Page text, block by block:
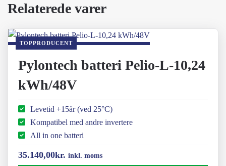
Relaterede varer
TOPPRODUCENT
Pylontech batteri Pelio-L-10,24
kWh/48V
Levetid +15år (ved 25°C)
Kompatibel med andre invertere
All in one batteri
35.140,00kr. inkl. moms